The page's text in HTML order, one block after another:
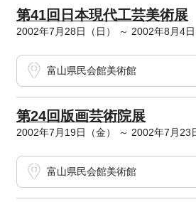
第41回日本現代工芸美術展
2002年7月28日（日） ～ 2002年8月4日
富山県民会館美術館
第24回版画芸術院展
2002年7月19日（金） ～ 2002年7月23
富山県民会館美術館